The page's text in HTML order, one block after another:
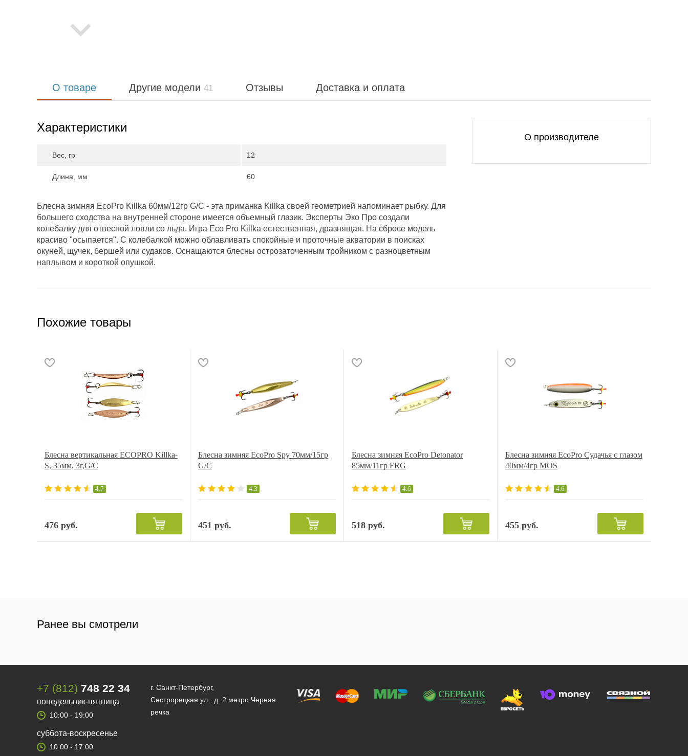
О товаре Другие модели 41 Отзывы Доставка и оплата
О производителе
Характеристики
Вес, гр 12
Длина, мм 60
Блесна зимняя EcoPro Killka 60мм/12гр G/C - эта приманка Killka своей геометрией напоминает рыбку. Для
большего сходства на внутренней стороне имеется объемный глазик. Эксперты Эко Про создали
колебалку для отвесной ловли со льда. Игра Eco Pro Killka естественная, дразнящая. На сбросе модель
красиво "осыпается". С колебалкой можно облавливать спокойные и проточные акватории в поисках
окуней, щучек, бершей или судаков. Оснащаются блесны острозаточенным тройником с разноцветным
наплывом и короткой опушкой.
Похожие товары
Блесна вертикальная ECOPRO Killka-
S, 35мм, 3г,G/C
4.7
476 руб.
Блесна зимняя EcoPro Spy 70мм/15гр
G/C
4.3
451 руб.
Блесна зимняя EcoPro Detonator
85мм/11гр FRG
4.6
518 руб.
Блесна зимняя EcoPro Судачья с глазом
40мм/4гр MOS
4.6
455 руб.
Ранее вы смотрели
+7 (812) 748 22 34
понедельник-пятница
10:00 - 19:00
суббота-воскресенье
10:00 - 17:00
г. Санкт-Петербург,
Сестрорецкая ул., д. 2 метро Черная
речка